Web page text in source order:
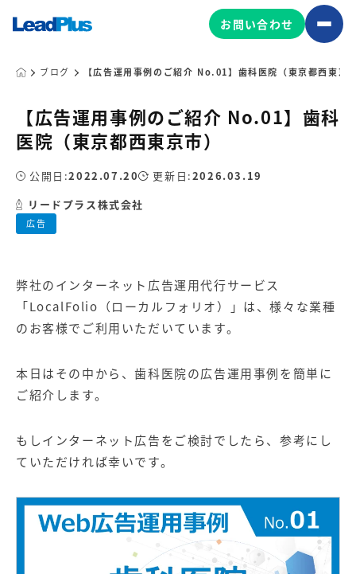
広告プロモーション
MA/CRM/SFA導入・運用
Web制作
マーケティングコンサルティング
Leadplus One
ボード
マーケティングサービスの製品
ア
マーケティングサービス
ング
グ
ビス（LINE）
広告プロモーションの製品
【クリニック向け】新規集患
【歯科業界向け】新規集患
Web広告パッケージ
お問い合わせ
ブログ 【広告運用事例のご紹介 No.01】歯科医院（東京都西東京
【広告運用事例のご紹介 No.01】歯科
医院（東京都西東京市）
広告
公開日:2022.07.20 更新日:2026.03.19
リードプラス株式会社
弊社のインターネット広告運用代行サービス
「LocalFolio（ローカルフォリオ）」は、様々な業種
のお客様でご利用いただいています。
本日はその中から、歯科医院の広告運用事例を簡単に
ご紹介します。
もしインターネット広告をご検討でしたら、参考にし
ていただければ幸いです。